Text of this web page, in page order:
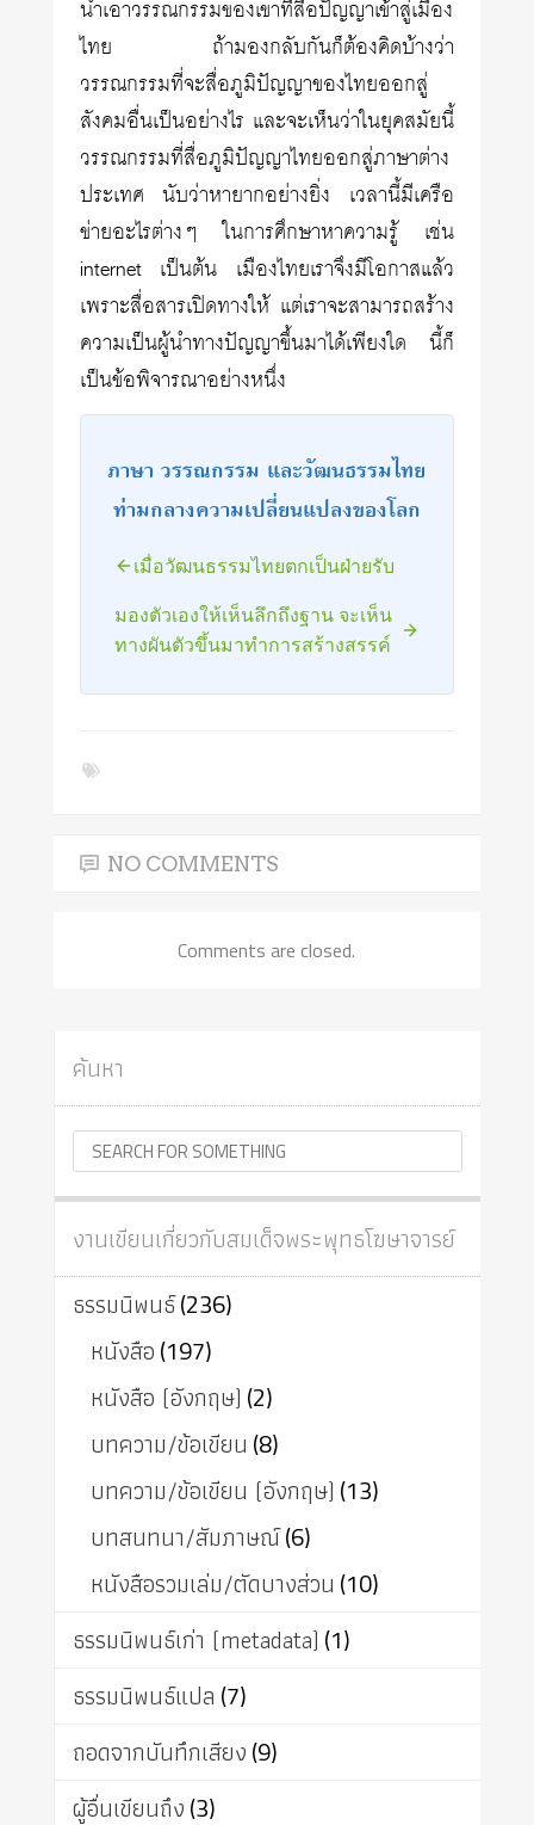
นำเอาวรรณกรรมของเขาที่สื่อปัญญาเข้าสู่เมือง
ไทย ถ้ามองกลับกันก็ต้องคิดบ้างว่า
วรรณกรรมที่จะสื่อภูมิปัญญาของไทยออกสู่
สังคมอื่นเป็นอย่างไร และจะเห็นว่าในยุคสมัยนี้
วรรณกรรมที่สื่อภูมิปัญญาไทยออกสู่ภาษาต่าง
ประเทศ นับว่าหายากอย่างยิ่ง เวลานี้มีเครือ
ข่ายอะไรต่างๆ ในการศึกษาหาความรู้ เช่น
internet เป็นต้น เมืองไทยเราจึงมีโอกาสแล้ว
เพราะสื่อสารเปิดทางให้ แต่เราจะสามารถสร้าง
ความเป็นผู้นำทางปัญญาขึ้นมาได้เพียงใด นี้ก็
เป็นข้อพิจารณาอย่างหนึ่ง
ภาษา วรรณกรรม และวัฒนธรรมไทย
ท่ามกลางความเปลี่ยนแปลงของโลก
เมื่อวัฒนธรรมไทยตกเป็นฝ่ายรับ
มองตัวเองให้เห็นลึกถึงฐาน จะเห็น
ทางผันตัวขึ้นมาทำการสร้างสรรค์
NO COMMENTS
Comments are closed.
ค้นหา
งานเขียนเกี่ยวกับสมเด็จพระพุทธโฆษาจารย์
ธรรมนิพนธ์(236)
หนังสือ(197)
หนังสือ (อังกฤษ) (2)
บทความ/ข้อเขียน (8)
บทความ/ข้อเขียน (อังกฤษ) (13)
บทสนทนา/สัมภาษณ์(6)
หนังสือรวมเล่ม/ตัดบางส่วน (10)
ธรรมนิพนธ์เก่า (metadata) (1)
ธรรมนิพนธ์แปล (7)
ถอดจากบันทึกเสียง(9)
ผู้อื่นเขียนถึง(3)